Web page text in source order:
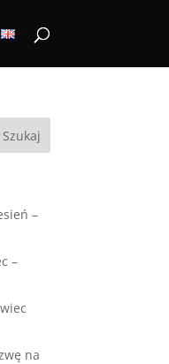
–
–
na